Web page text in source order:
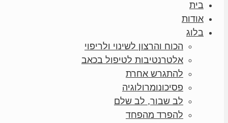
בית
אודות
בלוג
הכוח והרצון לשינוי ולריפוי
אלטרנטיבות לטיפול בכאב
להתגרש אחרת
פסיכונומרולוגיה
לב שבור, לב שלם
להפרד מהפחד